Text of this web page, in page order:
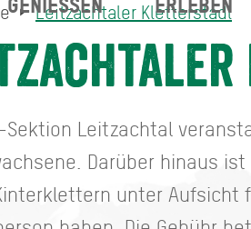
Leitzachtaler Kletterstadl
Sektion Leitzachtal
Darüber hinaus
unter Aufsicht
Kletterstadl
GENIESSEN ERLEBEN
Suche